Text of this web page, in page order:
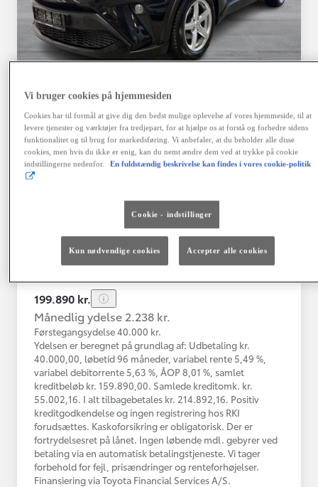
Toyota C-HR
Toyota C-HR 1B SUV 5-dørs 1.8 hybrid (122 hk) aut. gear C-LUB -
Herlev
HYBRID
76.000 km
Hybrid Benzin
Geartype
Automatisk
gearkasse
Vis mere
199.890 kr.
Månedlig ydelse 2.238 kr.
Førstegangsydelse 40.000 kr.
Ydelsen er beregnet på grundlag af: Udbetaling kr.
40.000,00, løbetid 96 måneder, variabel rente 5,49 %,
variabel debitorrente 5,63 %, ÅOP 8,01 %, samlet
kreditbeløb kr. 159.890,00. Samlede kreditomk. kr.
55.002,16. I alt tilbagebetales kr. 214.892,16. Positiv
kreditgodkendelse og ingen registrering hos RKI
forudsættes. Kaskoforsikring er obligatorisk. Der er
fortrydelsesret på lånet. Ingen løbende mdl. gebyrer ved
betaling via en automatisk betalingstjeneste. Vi tager
forbehold for fejl, prisændringer og renteforhøjelser.
Finansiering via Toyota Financial Services A/S.
Vi bruger cookies på hjemmesiden
Cookies har til formål at give dig den bedst mulige oplevelse af vores hjemmeside, til at
levere tjenester og værktøjer fra tredjepart, for at hjælpe os at forstå og forbedre sidens
funktionalitet og til brug for markedsføring. Vi anbefaler, at du beholder alle disse
cookies, men hvis du ikke er enig, kan du nemt ændre dem ved at trykke på cookie
indstillingerne nedenfor.
En fuldstændig beskrivelse kan findes i vores cookie-politik
Cookie - indstillinger
Kun nødvendige cookies Accepter alle cookies